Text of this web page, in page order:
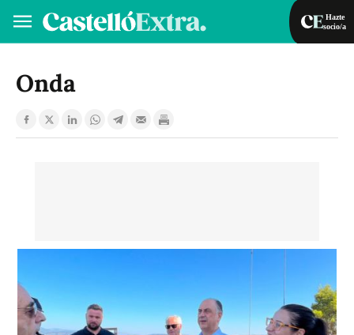
Hazte
socio/a
VA
Onda